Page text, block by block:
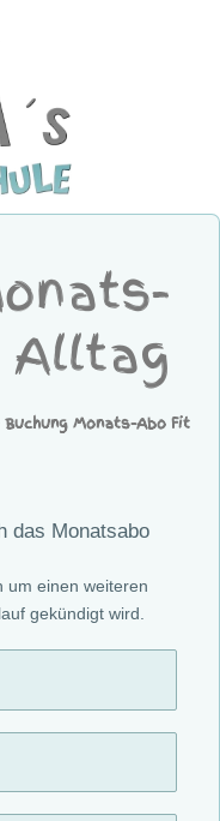
Alltag
Buchung Monats-Abo Fit
das Monatsabo
um einen weiteren
gekündigt wird.